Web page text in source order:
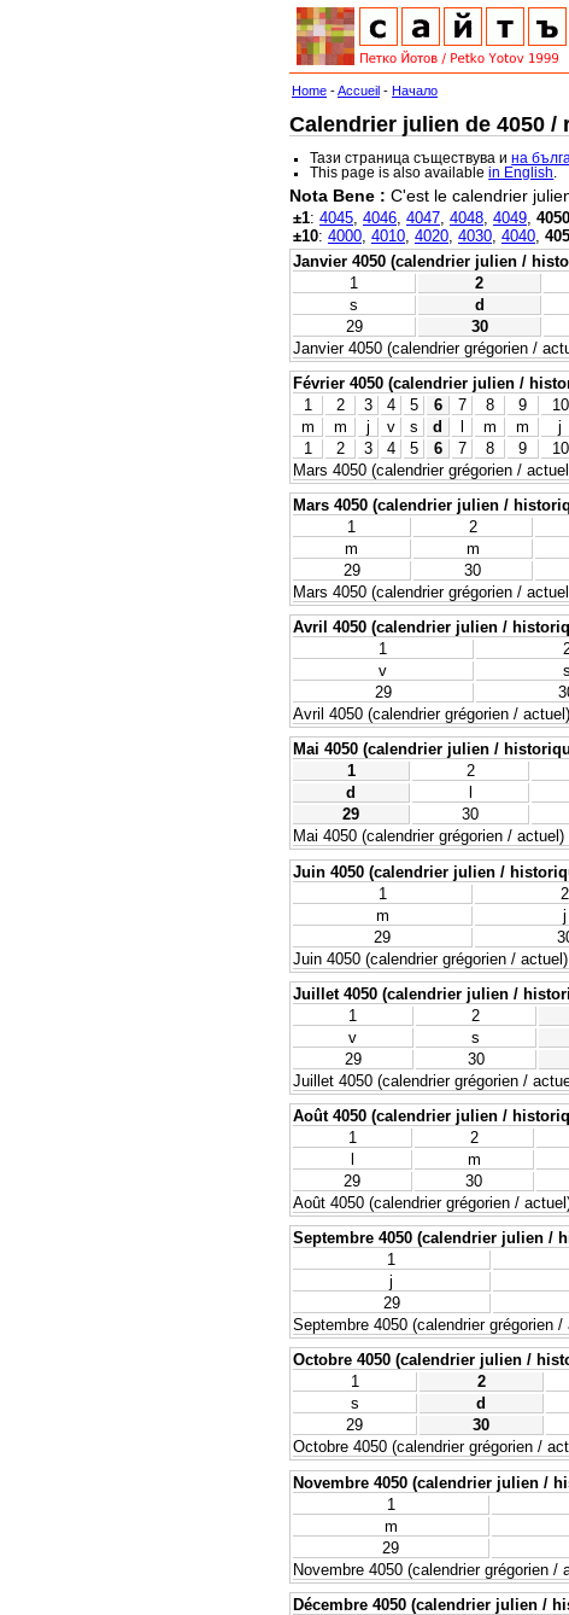
Home -Accueil - Начало
Calendrier julien de 4050
Тази страница съществува ина
This page is also availablein English
Nota Bene : C'est le calendrier
±1: 4045 4046 4047 4048 4049 4050
±10: 4000 4010 4020 4030 4040
Janvier 4050 (calendrier julien /
1
2
s
d
29
30
Janvier 4050 (calendrier grégorien /
Février 4050 (calendrier julien /
1
2 3 4 5 6 7 8 9 10
m
m j v s d m m j
1
2 3 4 5 6 7 8 9 10
Mars 4050 (calendrier grégorien /
Mars 4050 (calendrier julien /
1
2
m
m
29
30
Mars 4050 (calendrier grégorien /
Avril 4050 (calendrier julien /
1
v
s
29
Avril 4050 (calendrier grégorien / actuel)
Mai 4050 (calendrier julien /
1
2
d
29
30
Mai 4050 (calendrier grégorien / actuel)
Juin 4050 (calendrier julien /
1
2
m
j
29
Juin 4050 (calendrier grégorien / actuel)
Juillet 4050 (calendrier julien /
1
2
v
s
29
30
Juillet 4050 (calendrier grégorien /
Août 4050 (calendrier julien /
1
2
m
29
30
Août 4050 (calendrier grégorien /
Septembre 4050 (calendrier julien /
1
j
29
Septembre 4050 (calendrier grégorien /
Octobre 4050 (calendrier julien /
1
2
s
d
29
30
Octobre 4050 (calendrier grégorien /
Novembre 4050 (calendrier julien /
1
m
29
Novembre 4050 (calendrier grégorien /
Décembre 4050 (calendrier julien /